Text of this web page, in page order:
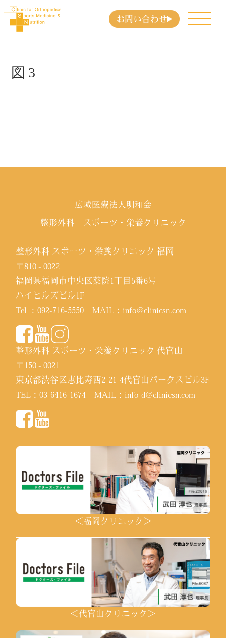
お問い合わせ
図3
広域医療法人明和会
整形外科 スポーツ・栄養クリニック
整形外科 スポーツ・栄養クリニック 福岡
〒810 - 0022
福岡県福岡市中央区薬院1丁目5番6号
ハイヒルズビル1F
Tel ：092-716-5550 MAIL：info@clinicsn.com
整形外科 スポーツ・栄養クリニック 代官山
〒150 - 0021
東京都渋谷区恵比寿西2-21-4代官山パークスビル3F
TEL：03-6416-1674 MAIL：info-d@clinicsn.com
＜福岡クリニック＞
＜代官山クリニック＞